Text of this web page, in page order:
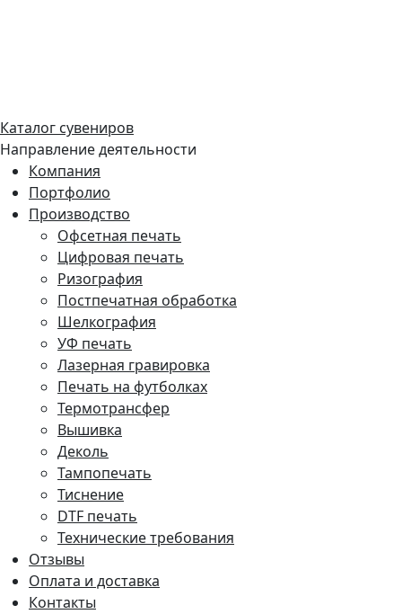
Каталог сувениров
Направление деятельности
Компания
Портфолио
Производство
Офсетная печать
Цифровая печать
Ризография
Постпечатная обработка
Шелкография
УФ печать
Лазерная гравировка
Печать на футболках
Термотрансфер
Вышивка
Деколь
Тампопечать
Тиснение
DTF печать
Технические требования
Отзывы
Оплата и доставка
Контакты